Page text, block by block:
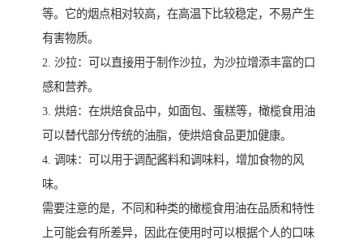
等。它的烟点相对较高，在高温下比较稳定，不易产生
有害物质。
2. 沙拉：可以直接用于制作沙拉，为沙拉增添丰富的口
感和营养。
3. 烘焙：在烘焙食品中，如面包、蛋糕等，橄榄食用油
可以替代部分传统的油脂，使烘焙食品更加健康。
4. 调味：可以用于调配酱料和调味料，增加食物的风
味。
需要注意的是，不同和种类的橄榄食用油在品质和特性
上可能会有所差异，因此在使用时可以根据个人的口味